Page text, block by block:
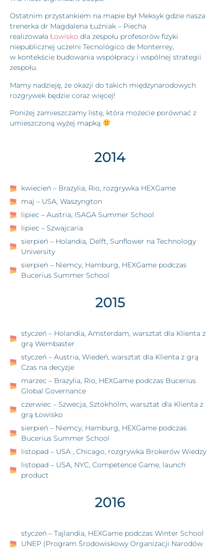
Ostatnim przystankiem na mapie był Meksyk gdzie nasza
trenerka dr Magdalena Łużniak – Piecha
realizowała Łowisko dla zespołu profesorów fizyki
niepublicznej uczelni Tecnológico de Monterrey,
w kontekście budowania współpracy i wspólnej strategii
zespołu.
Mamy nadzieję, że okazji do takich międzynarodowych
rozgrywek będzie coraz więcej!
Poniżej zamieszczamy listę, która możecie porównać z
umieszczoną wyżej mapką
2014
kwiecień – Brazylia, Rio, rozgrywka HEXGame
maj – USA, Waszyngton
lipiec – Austria, ISAGA Summer School
lipiec – Szwajcaria
sierpień – Holandia, Delft, Sunflower na Technology
University
sierpień – Niemcy, Hamburg, HEXGame podczas
Bucerius Summer School
2015
styczeń – Holandia, Amsterdam, warsztat dla Klienta z
grą Wembaster
styczeń – Austria, Wiedeń, warsztat dla Klienta z grą
Czas na decyzje
marzec – Brazylia, Rio, HEXGame podczas Bucerius
Global Governance
czerwiec – Szwecja, Sztokholm, warsztat dla Klienta z
grą Łowisko
sierpień – Niemcy, Hamburg, HEXGame podczas
Bucerius Summer School
listopad – USA , Chicago, rozgrywka Brokerów Wiedzy
listopad – USA, NYC, Competence Game, launch
product
2016
styczeń – Tajlandia, HEXGame podczas Winter School
UNEP (Program Środowiskowy Organizacji Narodów